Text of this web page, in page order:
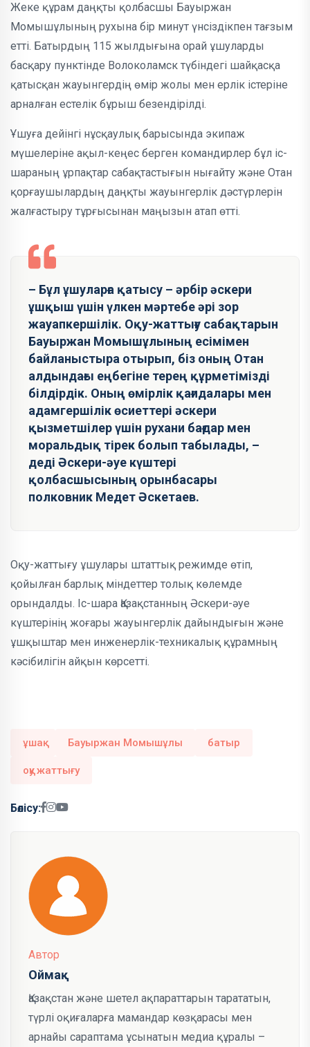
Жеке құрам даңқты қолбасшы Бауыржан
Момышұлының рухына бір минут үнсіздікпен тағзым
етті. Батырдың 115 жылдығына орай ұшуларды
басқару пунктінде Волоколамск түбіндегі шайқасқа
қатысқан жауынгердің өмір жолы мен ерлік істеріне
арналған естелік бұрыш безендірілді.
Ұшуға дейінгі нұсқаулық барысында экипаж
мүшелеріне ақыл-кеңес берген командирлер бұл іс-
шараның ұрпақтар сабақтастығын нығайту және Отан
қорғаушылардың даңқты жауынгерлік дәстүрлерін
жалғастыру тұрғысынан маңызын атап өтті.
– Бұл ұшуларға қатысу – әрбір әскери
ұшқыш үшін үлкен мәртебе әрі зор
жауапкершілік. Оқу-жаттығу сабақтарын
Бауыржан Момышұлының есімімен
байланыстыра отырып, біз оның Отан
алдындағы еңбегіне терең құрметімізді
білдірдік. Оның өмірлік қағидалары мен
адамгершілік өсиеттері әскери
қызметшілер үшін рухани бағдар мен
моральдық тірек болып табылады, –
деді Әскери-әуе күштері
қолбасшысының орынбасары
полковник Медет Әскетаев.
Оқу-жаттығу ұшулары штаттық режимде өтіп,
қойылған барлық міндеттер толық көлемде
орындалды. Іс-шара Қазақстанның Әскери-әуе
күштерінің жоғары жауынгерлік дайындығын және
ұшқыштар мен инженерлік-техникалық құрамның
кәсібилігін айқын көрсетті.
ұшақ Бауыржан Момышұлы батыр
оқу жаттығу
Бөлісу:
Автор
Оймақ
Қазақстан және шетел ақпараттарын тарататын,
түрлі оқиғаларға мамандар көзқарасы мен
арнайы сараптама ұсынатын медиа құралы –